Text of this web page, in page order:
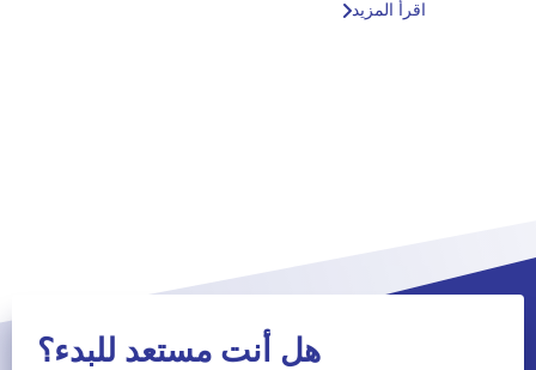
اقرأ المزيد
هل أنت مستعد للبدء؟